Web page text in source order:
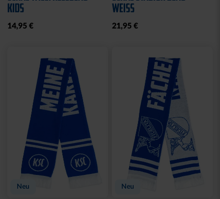
KIDS
14,95 €
WEISS
21,95 €
Neu Neu